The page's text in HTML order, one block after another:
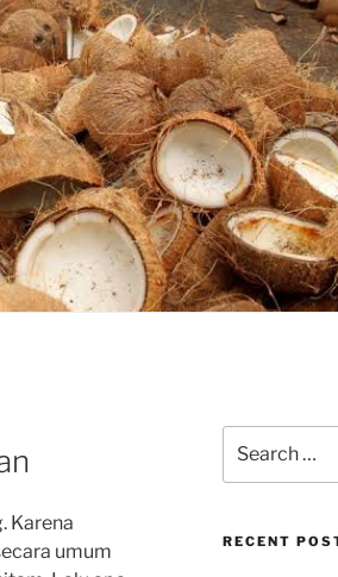
Karena
umum
for:
RECENT